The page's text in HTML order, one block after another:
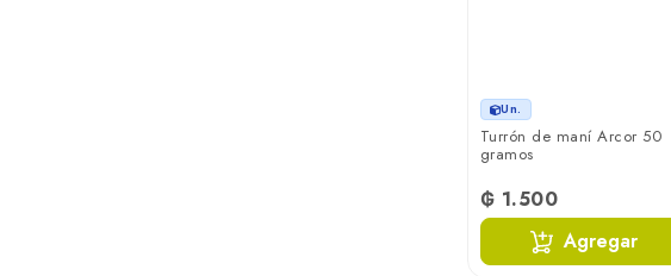
Un.
Turrón de maní Arcor 50
gramos
₲ 1.500
Agregar